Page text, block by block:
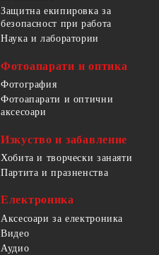
Защитна екипировка за
безопасност при работа
Наука и лаборатории
Фотоапарати и оптика
Фотография
Фотоапарати и оптични
аксесоари
Изкуство и забавление
Хобита и творчески занаяти
Партита и празненства
Електроника
Аксесоари за електроника
Видео
Аудио